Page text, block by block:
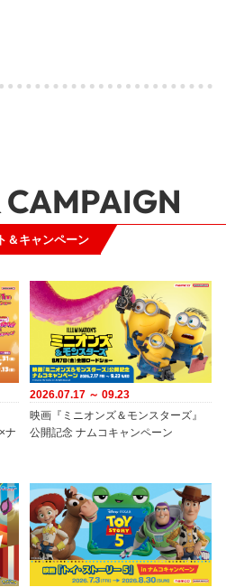
＆キャンペーン
CAMPAIGN
ナ
2026.07.17 ～ 09.23
映画『ミニオンズ＆モンスターズ』
公開記念 ナムコキャンペーン